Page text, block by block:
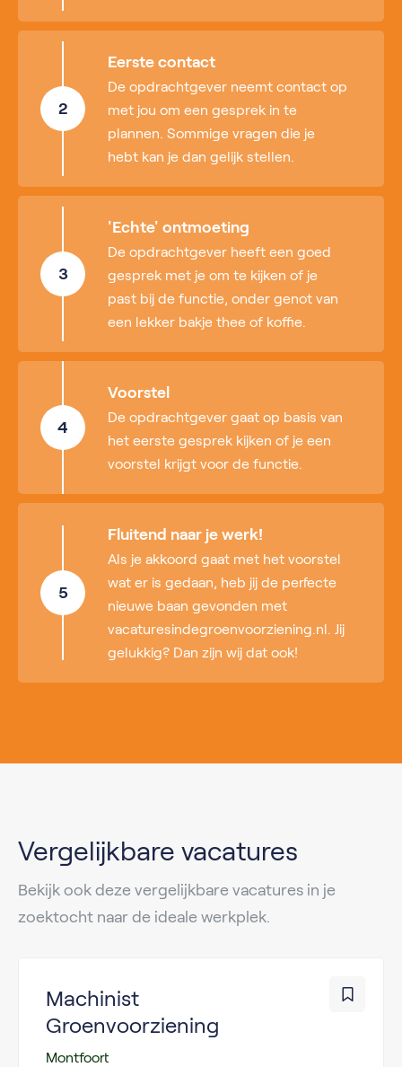
2
Eerste contact
De opdrachtgever neemt contact op
met jou om een gesprek in te
plannen. Sommige vragen die je
hebt kan je dan gelijk stellen.
3
'Echte' ontmoeting
De opdrachtgever heeft een goed
gesprek met je om te kijken of je
past bij de functie, onder genot van
een lekker bakje thee of koffie.
4
Voorstel
De opdrachtgever gaat op basis van
het eerste gesprek kijken of je een
voorstel krijgt voor de functie.
5
Fluitend naar je werk!
Als je akkoord gaat met het voorstel
wat er is gedaan, heb jij de perfecte
nieuwe baan gevonden met
vacaturesindegroenvoorziening.nl. Jij
gelukkig? Dan zijn wij dat ook!
Vergelijkbare vacatures
Bekijk ook deze vergelijkbare vacatures in je
zoektocht naar de ideale werkplek.
Machinist
Groenvoorziening
Montfoort